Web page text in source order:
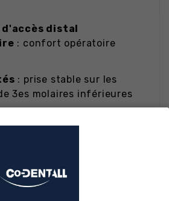
d'accès distal
: confort opératoire
: prise stable sur les
3es molaires inférieures
effort de luxation
autoclave